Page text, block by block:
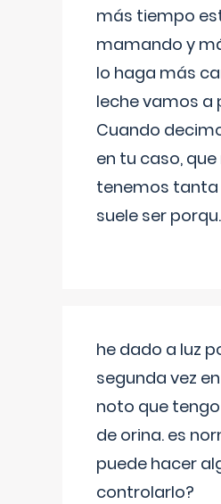
más tiempo
mamando y
lo haga más
leche vamos a
Cuando
en tu caso, que
tenemos tanta
suele ser porqu
he dado a luz
segunda vez en
noto que
de orina. es
puede hacer
controlarlo?